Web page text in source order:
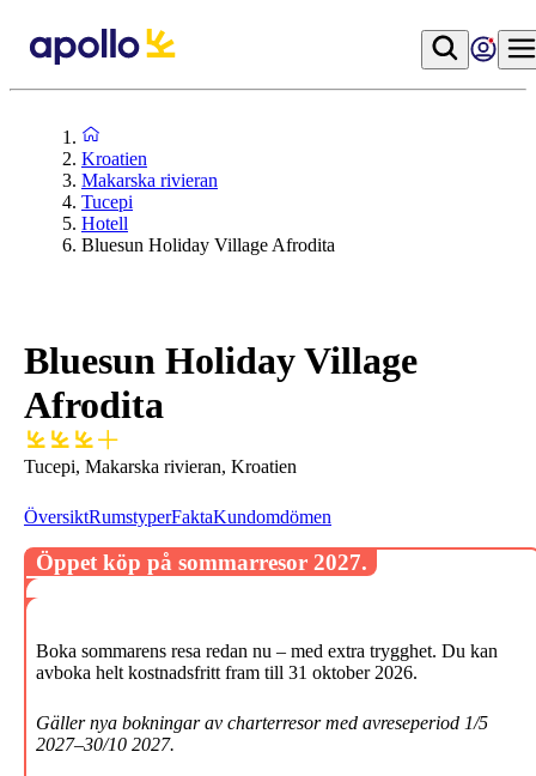
Kroatien
Makarska rivieran
Tucepi
Hotell
Bluesun Holiday Village Afrodita
Bluesun Holiday Village
Afrodita
Tucepi, Makarska rivieran, Kroatien
ÖversiktRumstyperFaktaKundomdömen
Öppet köp på sommarresor 2027.
Boka sommarens resa redan nu – med extra trygghet. Du kan
avboka helt kostnadsfritt fram till 31 oktober 2026.
Gäller nya bokningar av charterresor med avreseperiod 1/5
2027–30/10 2027.